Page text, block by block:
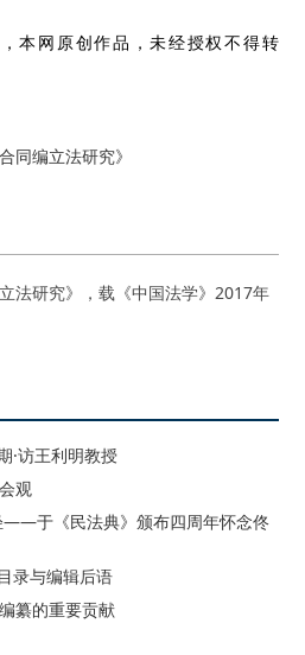
本网原创作品，未经授权不得转
同编立法研究》
法研究》，载《中国法学》2017年
·访王利明教授
观
——于《民法典》颁布四周年怀念佟
录与编辑后语
纂的重要贡献